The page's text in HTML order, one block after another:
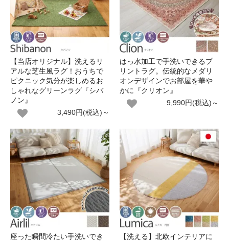
【当店オリジナル】洗えるリ
アルな芝生風ラグ！おうちで
ピクニック気分が楽しめるお
しゃれなグリーンラグ『シバ
ノン』
3,490円(税込)～
はっ水加工で手洗いできるプ
リントラグ。伝統的なメダリ
オンデザインでお部屋を華や
かに『クリオン』
9,990円(税込)～
座った瞬間冷たい手洗いでき 【洗える】北欧インテリアに